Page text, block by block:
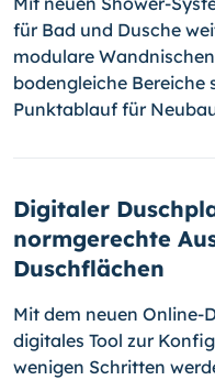
für Bad und Dusche
modulare
bodengleiche Bereiche
Punktablauf für
Digitaler
normgerechte
Duschflächen
Mit dem neuen Online-
digitales Tool zur
wenigen Schritten